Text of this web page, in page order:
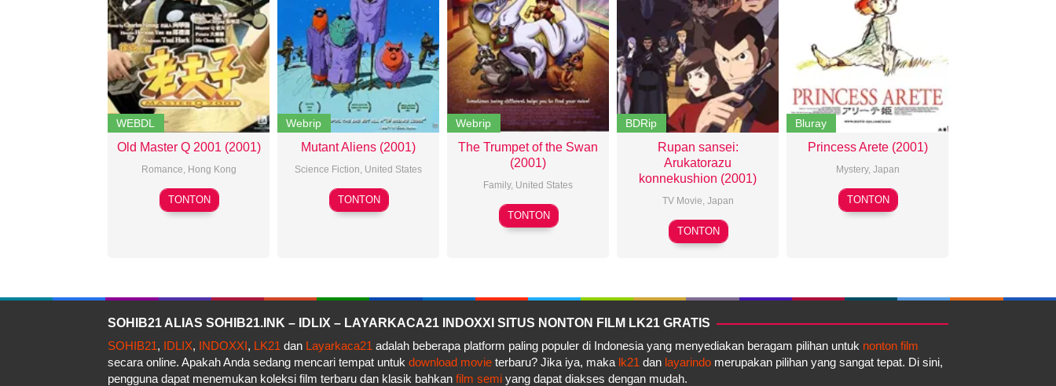
WEBDL
Old Master Q 2001 (2001)
Romance Hong Kong
Herman
Yau
TONTON
Webrip
Mutant Aliens (2001)
Science Fiction United States
Bill
Plympton
TONTON
Webrip
The Trumpet of the Swan
(2001)
Family, United States
Richard
Rich
TONTON
BDRip
Rupan sansei:
Arukatorazu
konnekushion (2001)
TV Movie Japan
Hideki
Tonokatsu
TONTON
Bluray
Princess Arete (2001)
Mystery, Japan
Sunao
Katabuchi
TONTON
SOHIB21 ALIAS SOHIB21.INK – IDLIX – LAYARKACA21 INDOXXI SITUS NONTON FILM LK21 GRATIS
SOHIB21, IDLIX, INDOXXI, LK21 dan Layarkaca21 adalah beberapa platform paling populer di Indonesia yang menyediakan beragam pilihan untuk nonton film
secara online. Apakah Anda sedang mencari tempat untuk download movie terbaru? Jika iya, maka lk21 dan layarindo merupakan pilihan yang sangat tepat. Di sini,
pengguna dapat menemukan koleksi film terbaru dan klasik bahkan film semi yang dapat diakses dengan mudah.